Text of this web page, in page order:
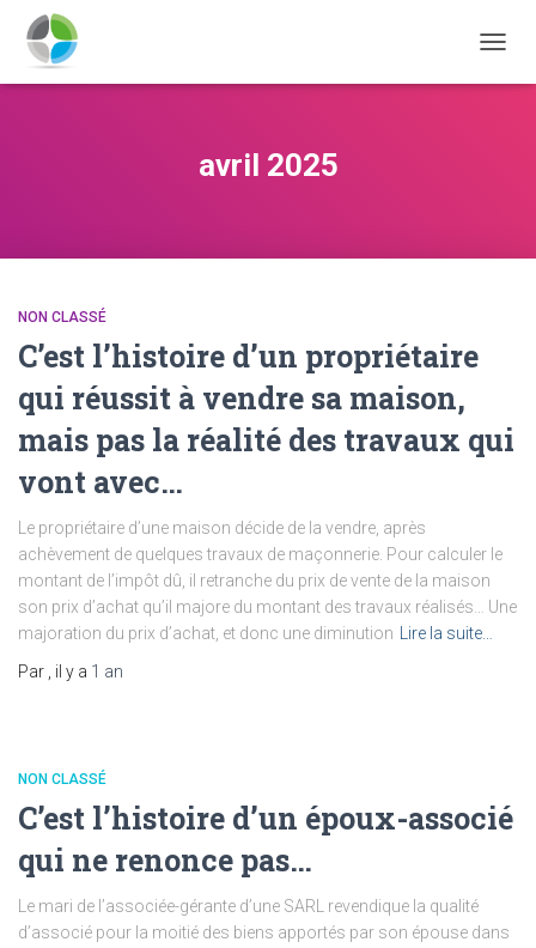
LA
avril 2025
NON CLASSÉ
C’est l’histoire d’un propriétaire
qui réussit à vendre sa maison,
mais pas la réalité des travaux qui
vont avec…
Le propriétaire d’une maison décide de la vendre, après
achèvement de quelques travaux de maçonnerie. Pour calculer le
montant de l’impôt dû, il retranche du prix de vente de la maison
son prix d’achat qu’il majore du montant des travaux réalisés… Une
majoration du prix d’achat, et donc une diminution
Lire la suite…
Par
, il y a 1 an
NON CLASSÉ
C’est l’histoire d’un époux-associé
qui ne renonce pas…
Le mari de l’associée-gérante d’une SARL revendique la qualité
d’associé pour la moitié des biens apportés par son épouse dans